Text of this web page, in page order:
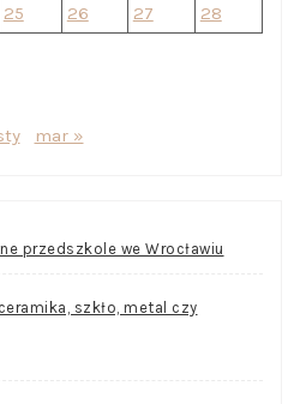
25 26 27 28
mar »
przedszkole we Wrocławiu
szkło, metal czy